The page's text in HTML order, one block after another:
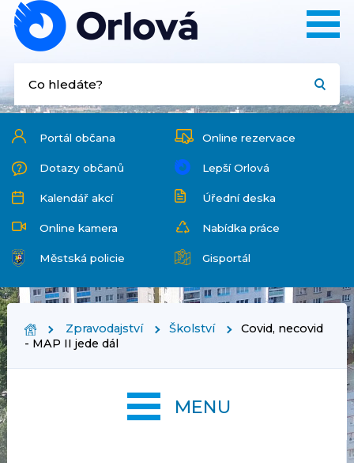
Portál občana Online rezervace
Dotazy občanů Lepší Orlová
Kalendář akcí Úřední deska
Online kamera Nabídka práce
Městská policie Gisportál
Zpravodajství Školství
Covid, necovid
- MAP II jede dál
MENU